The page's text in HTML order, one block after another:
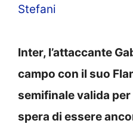
Stefani
Inter, l’attaccante
campo con il suo
semifinale valida
spera di essere